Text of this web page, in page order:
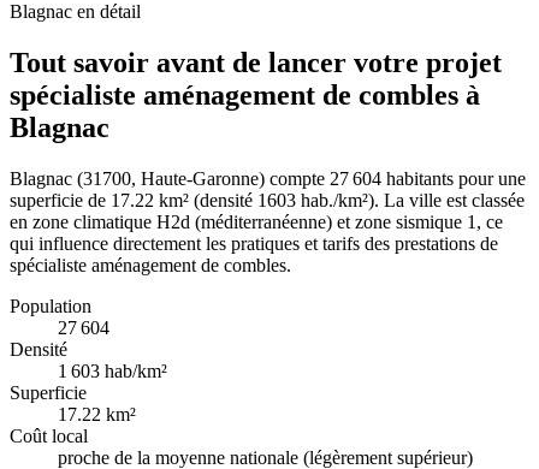
Blagnac en détail
Tout savoir avant de lancer votre projet
spécialiste aménagement de combles à
Blagnac
Blagnac (31700, Haute-Garonne) compte 27 604 habitants pour une
superficie de 17.22 km² (densité 1603 hab./km²). La ville est classée
en zone climatique H2d (méditerranéenne) et zone sismique 1, ce
qui influence directement les pratiques et tarifs des prestations de
spécialiste aménagement de combles.
Population
27 604
Densité
1 603 hab/km²
Superficie
17.22 km²
Coût local
proche de la moyenne nationale (légèrement supérieur)